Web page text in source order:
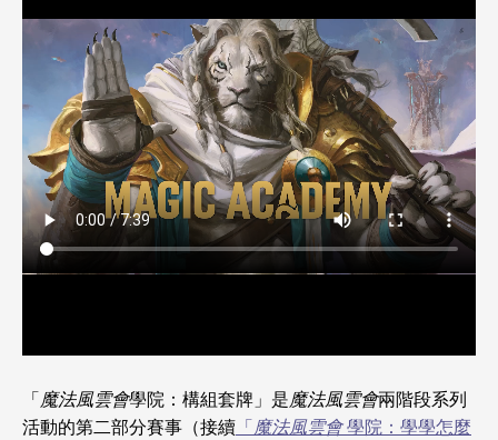
「魔法風雲會學院：構組套牌」是魔法風雲會兩階段系列
活動的第二部分賽事（接續 「魔法風雲會學院：學學怎麼